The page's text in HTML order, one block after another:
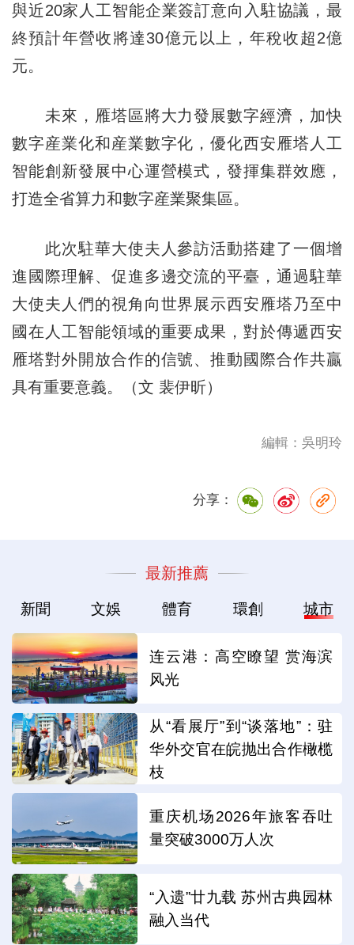
與近20家人工智能企業簽訂意向入駐協議，最
終預計年營收將達30億元以上，年稅收超2億
元。
未來，雁塔區將大力發展數字經濟，加快
數字産業化和産業數字化，優化西安雁塔人工
智能創新發展中心運營模式，發揮集群效應，
打造全省算力和數字産業聚集區。
此次駐華大使夫人參訪活動搭建了一個增
進國際理解、促進多邊交流的平臺，通過駐華
大使夫人們的視角向世界展示西安雁塔乃至中
國在人工智能領域的重要成果，對於傳遞西安
雁塔對外開放合作的信號、推動國際合作共贏
具有重要意義。（文 裴伊昕）
編輯：吳明玲
分享：
最新推薦
新聞 文娛 體育 環創 城市
连云港：高空瞭望 赏海滨
风光
从“看展厅”到“谈落地”：驻
华外交官在皖抛出合作橄榄
枝
重庆机场2026年旅客吞吐
量突破3000万人次
“入遗”廿九载 苏州古典园林
融入当代